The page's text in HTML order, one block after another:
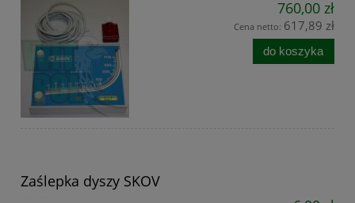
760,00 zł
Cena netto: 617,89 zł
do koszyka
Zaślepka dyszy SKOV